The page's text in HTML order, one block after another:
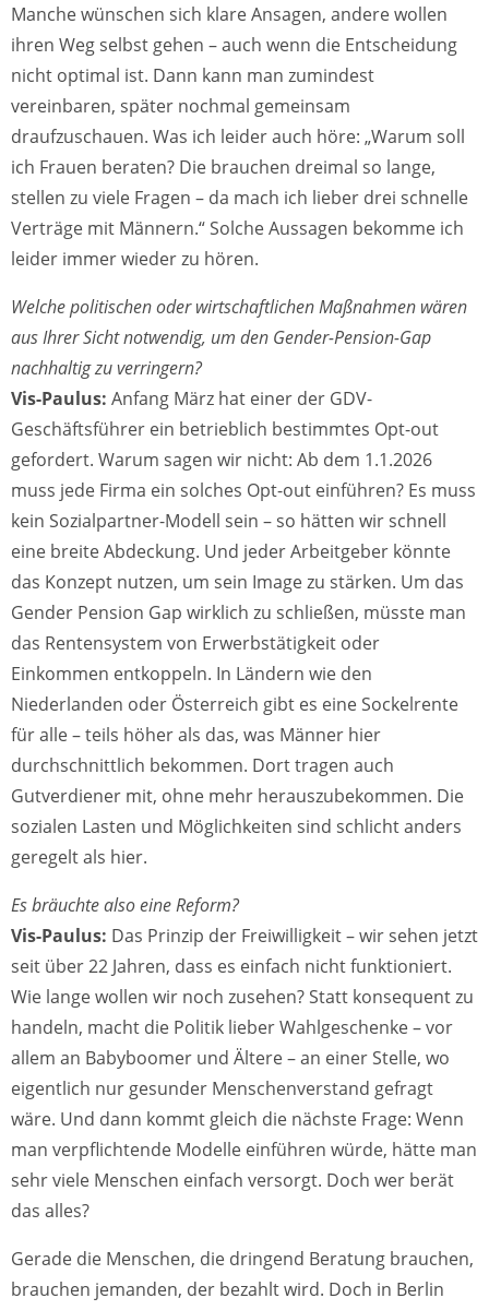
Manche wünschen sich klare Ansagen, andere wollen
ihren Weg selbst gehen – auch wenn die Entscheidung
nicht optimal ist. Dann kann man zumindest
vereinbaren, später nochmal gemeinsam
draufzuschauen. Was ich leider auch höre: „Warum soll
ich Frauen beraten? Die brauchen dreimal so lange,
stellen zu viele Fragen – da mach ich lieber drei schnelle
Verträge mit Männern.“ Solche Aussagen bekomme ich
leider immer wieder zu hören.
Welche politischen oder wirtschaftlichen Maßnahmen wären
aus Ihrer Sicht notwendig, um den Gender-Pension-Gap
nachhaltig zu verringern?
Vis-Paulus: Anfang März hat einer der GDV-
Geschäftsführer ein betrieblich bestimmtes Opt-out
gefordert. Warum sagen wir nicht: Ab dem 1.1.2026
muss jede Firma ein solches Opt-out einführen? Es muss
kein Sozialpartner-Modell sein – so hätten wir schnell
eine breite Abdeckung. Und jeder Arbeitgeber könnte
das Konzept nutzen, um sein Image zu stärken. Um das
Gender Pension Gap wirklich zu schließen, müsste man
das Rentensystem von Erwerbstätigkeit oder
Einkommen entkoppeln. In Ländern wie den
Niederlanden oder Österreich gibt es eine Sockelrente
für alle – teils höher als das, was Männer hier
durchschnittlich bekommen. Dort tragen auch
Gutverdiener mit, ohne mehr herauszubekommen. Die
sozialen Lasten und Möglichkeiten sind schlicht anders
geregelt als hier.
Es bräuchte also eine Reform?
Vis-Paulus: Das Prinzip der Freiwilligkeit – wir sehen jetzt
seit über 22 Jahren, dass es einfach nicht funktioniert.
Wie lange wollen wir noch zusehen? Statt konsequent zu
handeln, macht die Politik lieber Wahlgeschenke – vor
allem an Babyboomer und Ältere – an einer Stelle, wo
eigentlich nur gesunder Menschenverstand gefragt
wäre. Und dann kommt gleich die nächste Frage: Wenn
man verpflichtende Modelle einführen würde, hätte man
sehr viele Menschen einfach versorgt. Doch wer berät
das alles?
Gerade die Menschen, die dringend Beratung brauchen,
brauchen jemanden, der bezahlt wird. Doch in Berlin